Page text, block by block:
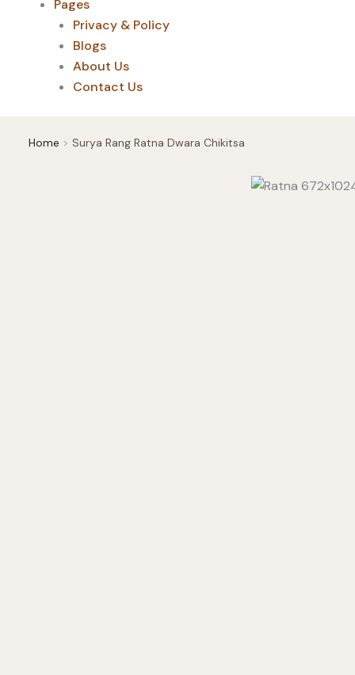
Pages
Privacy & Policy
Blogs
About Us
Contact Us
Home Surya Rang Ratna Dwara Chikitsa